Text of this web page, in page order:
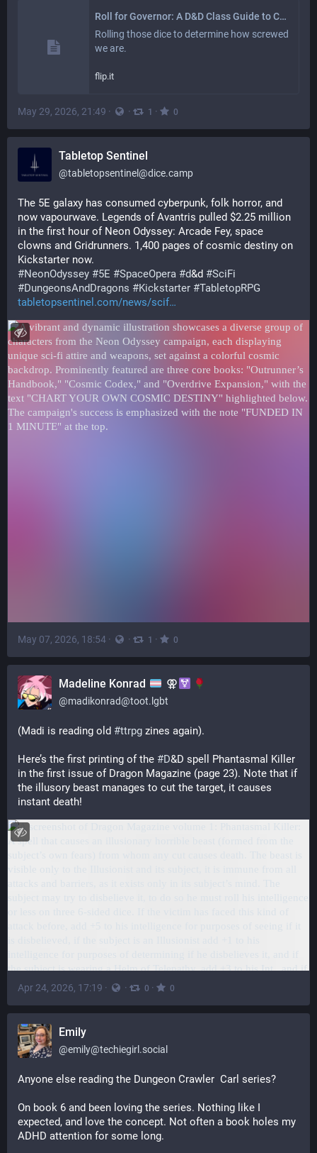
Roll for Governor: A D&D Class Guide to California's Clown Car Election
Rolling those dice to determine how screwed
we are.
flip.it
May 29, 2026, 21:49 · · 1 · 0
Tabletop Sentinel
@tabletopsentinel@dice.camp
The 5E galaxy has consumed cyberpunk, folk horror, and
now vapourwave. Legends of Avantris pulled $2.25 million
in the first hour of Neon Odyssey: Arcade Fey, space
clowns and Gridrunners. 1,400 pages of cosmic destiny on
Kickstarter now.
#NeonOdyssey #5E #SpaceOpera #d&d #SciFi
#DungeonsAndDragons #Kickstarter #TabletopRPG
tabletopsentinel.com/news/scif
May 07, 2026, 18:54 · · 1 · 0
Madeline Konrad ⚢
@madikonrad@toot.lgbt
(Madi is reading old #ttrpg zines again).
Here’s the first printing of the #D&D spell Phantasmal Killer
in the first issue of Dragon Magazine (page 23). Note that if
the illusory beast manages to cut the target, it causes
instant death!
Apr 24, 2026, 17:19 · · 0 · 0
Emily
@emily@techiegirl.social
Anyone else reading the Dungeon Crawler  Carl series?
On book 6 and been loving the series. Nothing like I
expected, and love the concept. Not often a book holes my
ADHD attention for some long.